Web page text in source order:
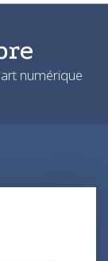
numérique